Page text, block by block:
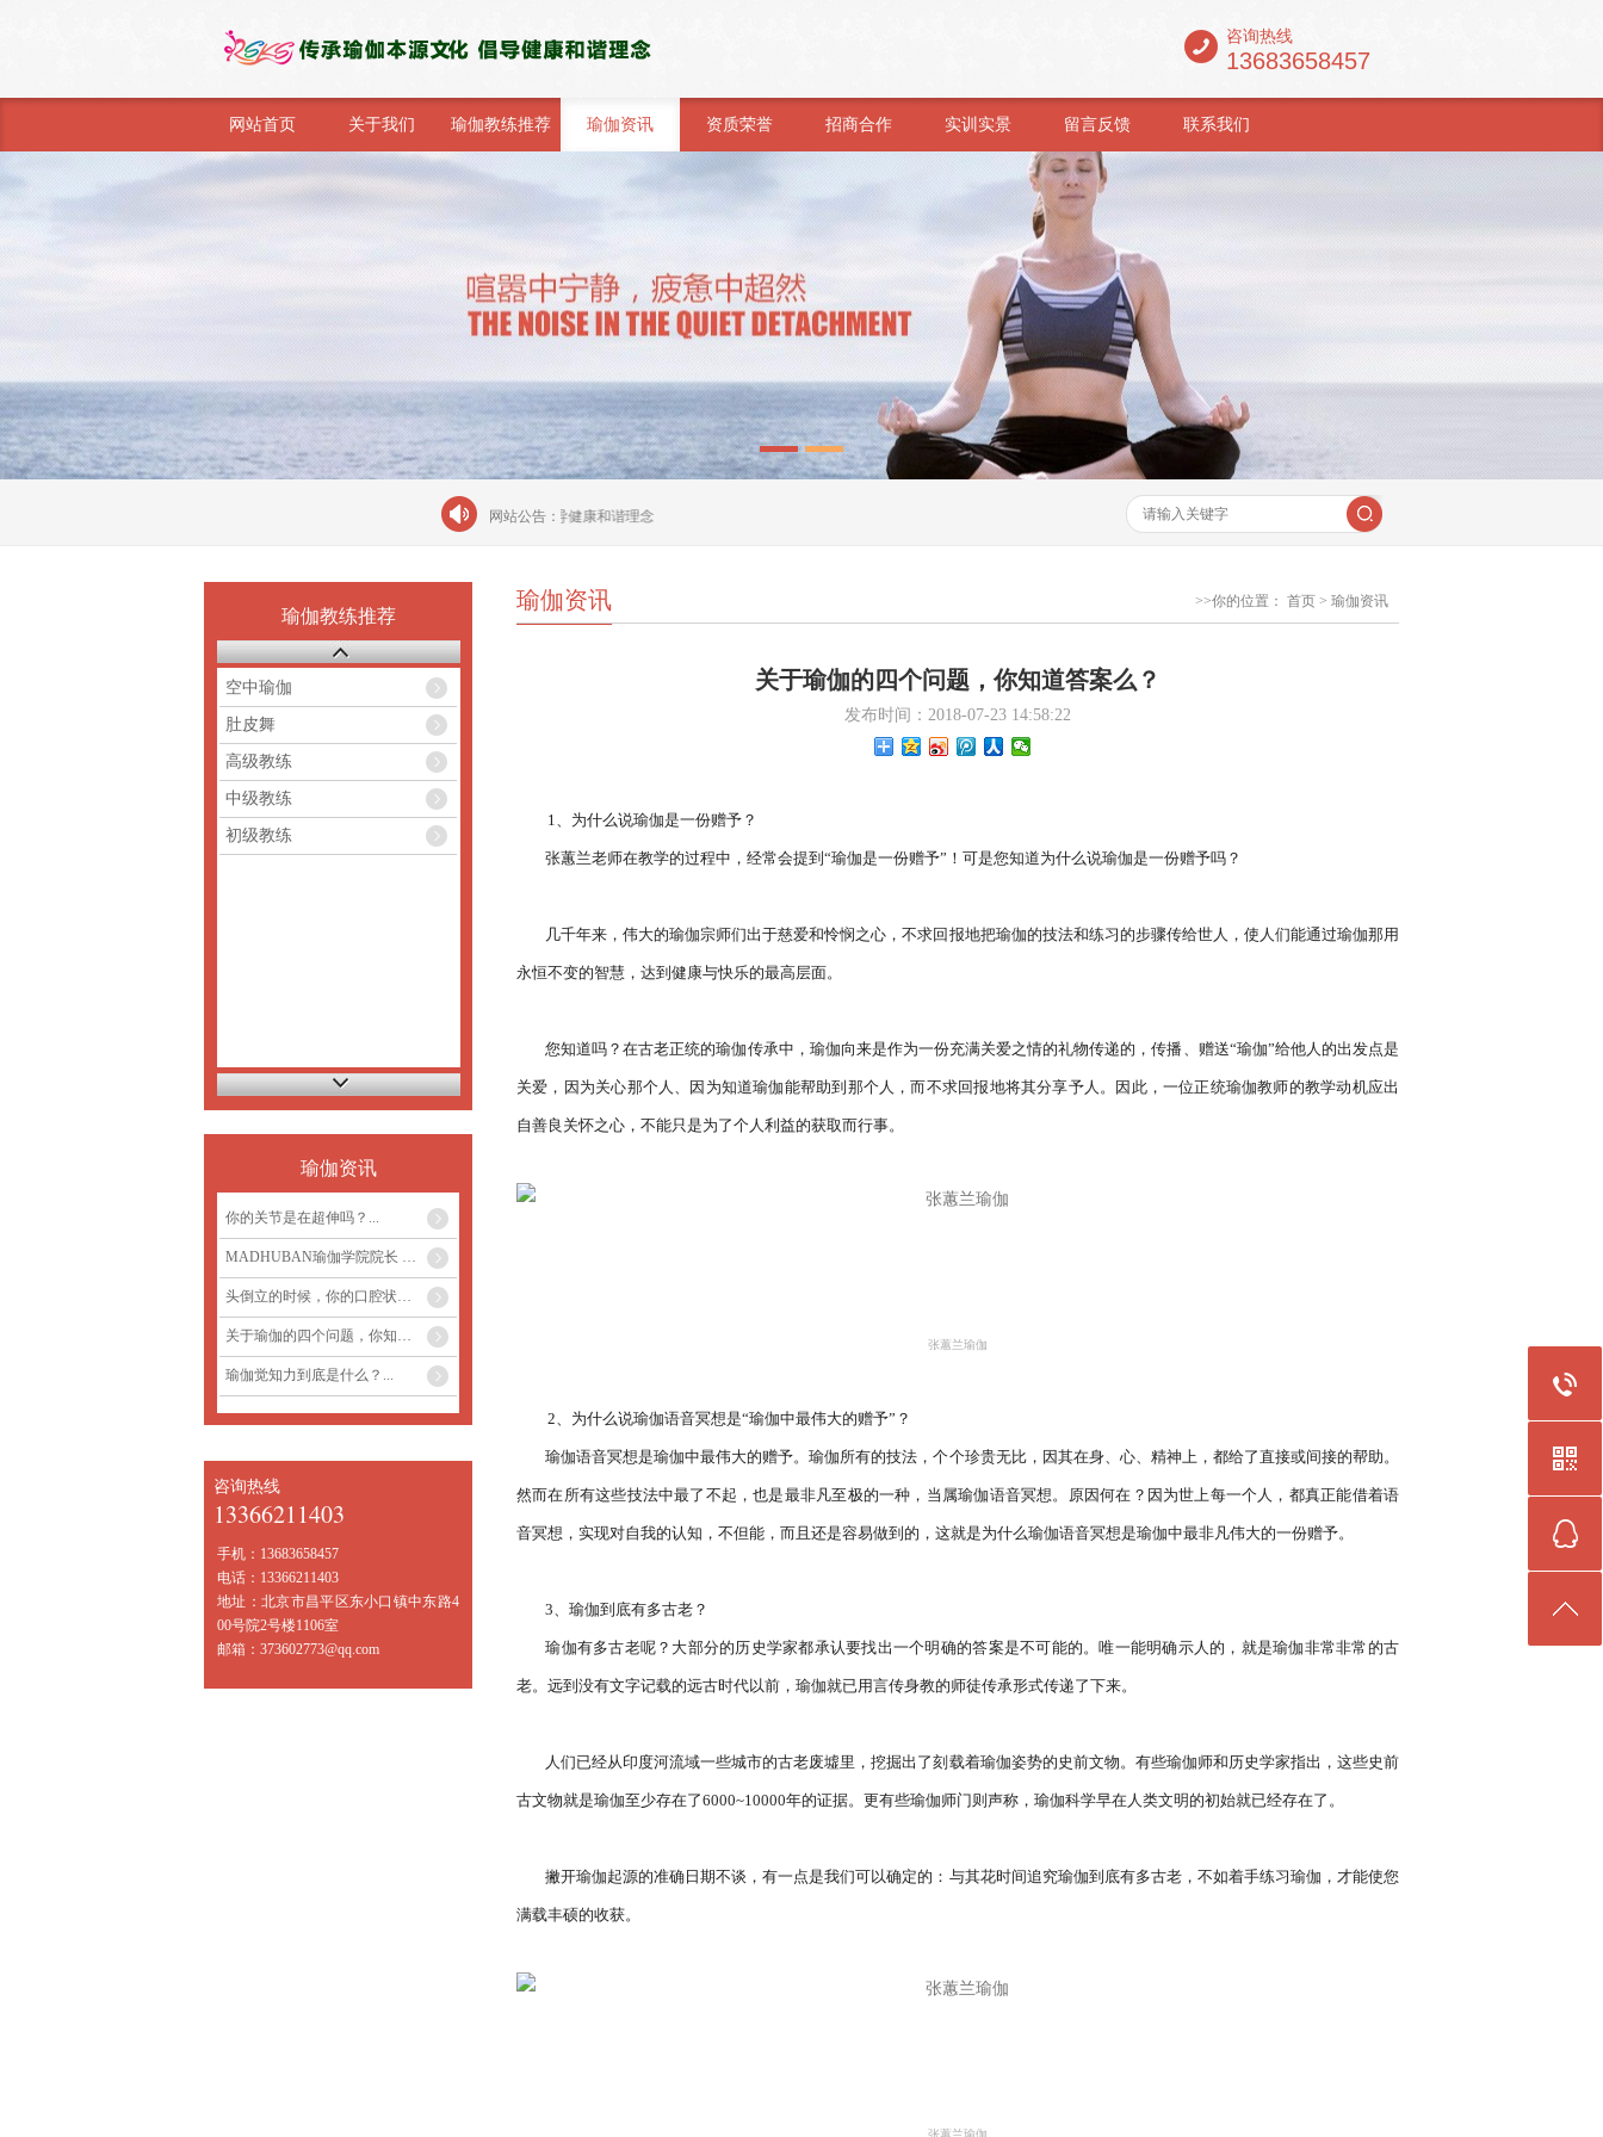
咨询热线
13683658457
网站首页 关于我们 瑜伽教练推荐 瑜伽资讯 资质荣誉 招商合作 实训实景 留言反馈 联系我们
网站公告：
传承瑜伽本源文化 倡导健康和谐理念
瑜伽教练推荐
空中瑜伽
肚皮舞
高级教练
中级教练
初级教练
瑜伽资讯
你的关节是在超伸吗？...
MADHUBAN瑜伽学院院长 Bhakti Yoga Swa...
头倒立的时候，你的口腔状态是怎么样的...
关于瑜伽的四个问题，你知道答案么？...
瑜伽觉知力到底是什么？...
咨询热线
13366211403
手机： 13683658457
电话： 13366211403
地址： 北京市昌平区东小口镇中东路4
00号院2号楼1106室
邮箱： 373602773@qq.com
瑜伽资讯 >>你的位置： 首页 > 瑜伽资讯
关于瑜伽的四个问题，你知道答案么？
发布时间：2018-07-23 14:58:22
1、为什么说瑜伽是一份赠予？
永恒不变的智慧，达到健康与快乐的最高层面。
	您知道吗？在古老正统的瑜伽传承中，瑜伽向来是作为一份充满关爱之情的礼物传递的，传播、赠送“瑜伽”给他人的出发点是
关爱，因为关心那个人、因为知道瑜伽能帮助到那个人，而不求回报地将其分享予人。因此，一位正统瑜伽教师的教学动机应出
自善良关怀之心，不能只是为了个人利益的获取而行事。
张蕙兰瑜伽
2、为什么说瑜伽语音冥想是“瑜伽中最伟大的赠予”？
	瑜伽语音冥想是瑜伽中最伟大的赠予。瑜伽所有的技法，个个珍贵无比，因其在身、心、精神上，都给了直接或间接的帮助。
然而在所有这些技法中最了不起，也是最非凡至极的一种，当属瑜伽语音冥想。原因何在？因为世上每一个人，都真正能借着语
音冥想，实现对自我的认知，不但能，而且还是容易做到的，这就是为什么瑜伽语音冥想是瑜伽中最非凡伟大的一份赠予。
	瑜伽有多古老呢？大部分的历史学家都承认要找出一个明确的答案是不可能的。唯一能明确示人的，就是瑜伽非常非常的古
老。远到没有文字记载的远古时代以前，瑜伽就已用言传身教的师徒传承形式传递了下来。
古文物就是瑜伽至少存在了6000~10000年的证据。更有些瑜伽师门则声称，瑜伽科学早在人类文明的初始就已经存在了。
	撇开瑜伽起源的准确日期不谈，有一点是我们可以确定的：与其花时间追究瑜伽到底有多古老，不如着手练习瑜伽，才能使您
满载丰硕的收获。
张蕙兰瑜伽